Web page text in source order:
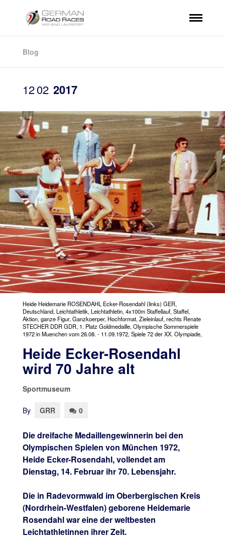
Blog
1202 2017
Heide Heidemarie ROSENDAHL Ecker-Rosendahl (links) GER,
Deutschland, Leichtathletik, Leichtathletin, 4x100m Staffellauf, Staffel,
Aktion, ganze Figur, Ganzkoerper, Hochformat, Zieleinlauf, rechts Renate
STECHER DDR GDR, 1. Platz Goldmedaille, Olympische Sommerspiele
1972 in Muenchen vom 26.08. - 11.09.1972, Spiele 72 der XX. Olympiade,
Heide Ecker-Rosendahl
wird 70 Jahre alt
Sportmuseum
By GRR 0
Die dreifache Medaillengewinnerin bei den
Olympischen Spielen von München 1972,
Heide Ecker-Rosendahl, vollendet am
Dienstag, 14. Februar ihr 70. Lebensjahr.
Die in Radevormwald im Oberbergischen Kreis
(Nordrhein-Westfalen) geborene Heidemarie
Rosendahl war eine der weltbesten
Leichtathletinnen ihrer Zeit.